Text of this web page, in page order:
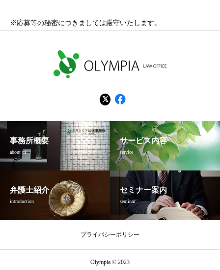
※応募等の秘密につきましては厳守いたします。
事務所概要
about us
サービス内容
service
弁護士紹介
introduction
セミナー案内
seminar
プライバシーポリシー
Olympia © 2023